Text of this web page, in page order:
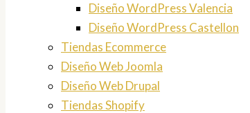
Diseño WordPress Valencia
Diseño WordPress Castellon
Tiendas Ecommerce
Diseño Web Joomla
Diseño Web Drupal
Tiendas Shopify